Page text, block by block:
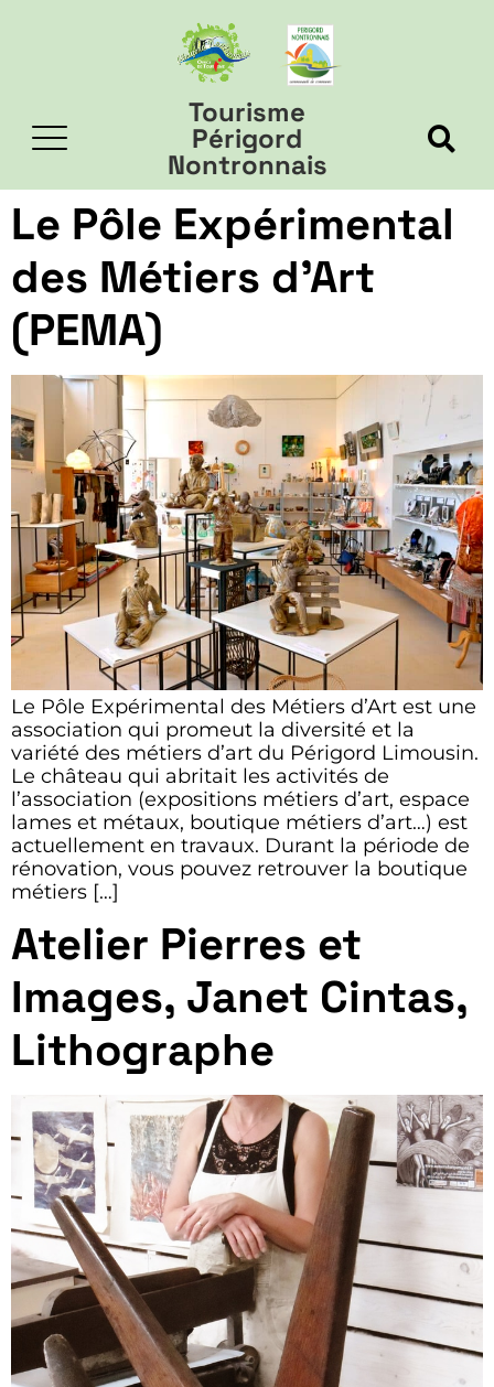
Tourisme
Périgord
Nontronnais
Le Pôle Expérimental
des Métiers d’Art
(PEMA)
Le Pôle Expérimental des Métiers d’Art est une
association qui promeut la diversité et la
variété des métiers d’art du Périgord Limousin.
Le château qui abritait les activités de
l’association (expositions métiers d’art, espace
lames et métaux, boutique métiers d’art…) est
actuellement en travaux. Durant la période de
rénovation, vous pouvez retrouver la boutique
métiers […]
Atelier Pierres et
Images, Janet Cintas,
Lithographe